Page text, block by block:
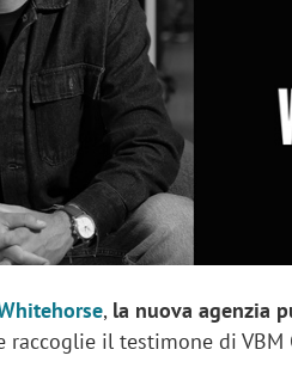
, la nuova agenzia
raccoglie il testimone di VBM
Ads: «L'Italia è un
e continuerà a